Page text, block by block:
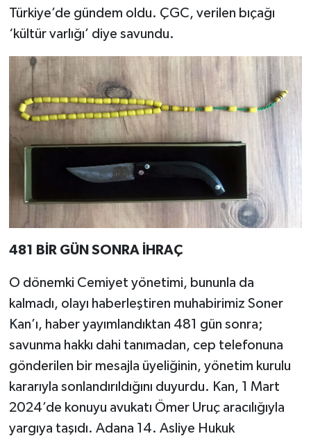
Türkiye’de gündem oldu. ÇGC, verilen bıçağı
‘kültür varlığı’ diye savundu.
481 BİR GÜN SONRA İHRAÇ
O dönemki Cemiyet yönetimi, bununla da
kalmadı, olayı haberleştiren muhabirimiz Soner
Kan’ı, haber yayımlandıktan 481 gün sonra;
savunma hakkı dahi tanımadan, cep telefonuna
gönderilen bir mesajla üyeliğinin, yönetim kurulu
kararıyla sonlandırıldığını duyurdu. Kan, 1 Mart
2024’de konuyu avukatı Ömer Uruç aracılığıyla
yargıya taşıdı. Adana 14. Asliye Hukuk